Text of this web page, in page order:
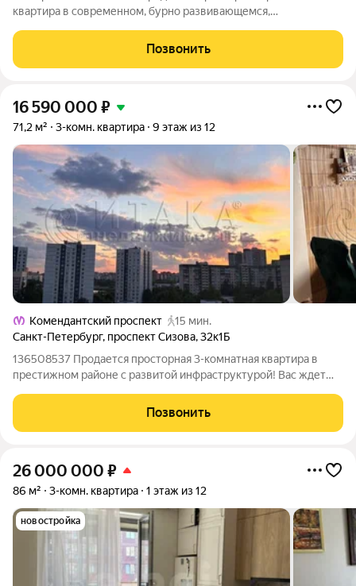
квартира в современном, бурно развивающемся,
доступности от метро Пионерская. Преимущества нашего
предложения: - Зелёный район с прекрасно
Позвонить
16 590 000 ₽
71,2 м² 3-комн. квартира 9 этаж из 12
Комендантский проспект
15 мин.
Санкт-Петербург, проспект Сизова,32к1Б
136508537 Продается просторная 3-комнатная квартира в
престижном районе с развитой инфраструктурой! Вас ждет
Большая кухня позволит воплотить
Позвонить
26 000 000 ₽
86 м² 3-комн. квартира 1 этаж из 12
новостройка